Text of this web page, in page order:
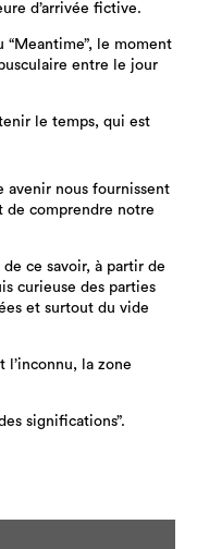
d’arrivée fictive.
“Meantime”, le moment
entre le jour
le temps, qui est
avenir nous fournissent
de comprendre notre
ce savoir, à partir de
curieuse des parties
et surtout du vide
l’inconnu, la zone
significations”.